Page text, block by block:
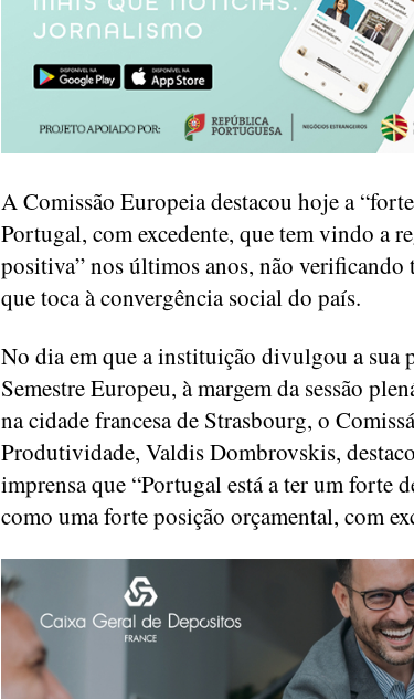
A Comissão Europeia destacou hoje a
Portugal, com excedente, que tem vindo a
positiva” nos últimos anos, não
que toca à convergência social do país.
No dia em que a instituição divulgou a sua
Semestre Europeu, à margem da sessão
na cidade francesa de Strasbourg, o
Produtividade, Valdis Dombrovskis,
imprensa que “Portugal está a ter um forte
como uma forte posição orçamental, com